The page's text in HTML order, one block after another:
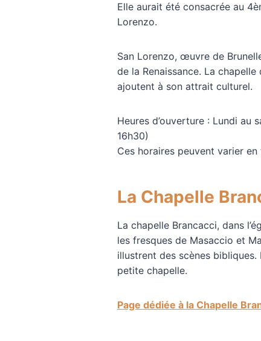
Elle aurait été consacrée au
Lorenzo.
San Lorenzo, œuvre de
de la Renaissance. La
ajoutent à son attrait culturel.
Heures d’ouverture : Lundi au
16h30)
Ces horaires peuvent varier
La Chapelle
La chapelle Brancacci, dans
les fresques de Masaccio et
illustrent des scènes bibliques.
petite chapelle.
Page dédiée à la Chapelle